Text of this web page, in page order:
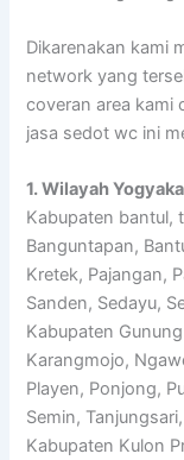
Dikarenakan kami
network yang
coveran area kami
jasa sedot wc ini
1. Wilayah
Kabupaten bantul,
Banguntapan,
Kretek, Pajangan,
Sanden, Sedayu,
Kabupaten
Karangmojo,
Playen, Ponjong,
Semin,
Kabupaten Kulon